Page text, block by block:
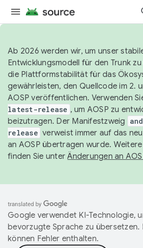
Ab 2026 werden wir, um unser
Entwicklungsmodell für den Trunk
die Plattformstabilität für das
gewährleisten, den Quellcode im 2.
AOSP veröffentlichen. Verwenden
latest-release , um AOSP zu
beizutragen. Der Manifestzweig
release verweist immer auf das
an AOSP übertragen wurde.
finden Sie unterÄnderungen an
Google verwendet KI-Technologie,
bevorzugte Sprache zu übersetzen.
können Fehler enthalten.